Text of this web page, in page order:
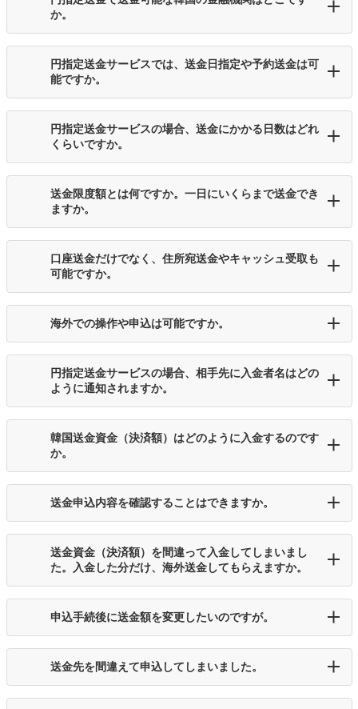
か。
円指定送金サービスでは、送金日指定や予約送金は可
能ですか。
円指定送金サービスの場合、送金にかかる日数はどれ
くらいですか。
送金限度額とは何ですか。一日にいくらまで送金でき
ますか。
口座送金だけでなく、住所宛送金やキャッシュ受取も
可能ですか。
海外での操作や申込は可能ですか。
円指定送金サービスの場合、相手先に入金者名はどの
ように通知されますか。
韓国送金資金（決済額）はどのように入金するのです
か。
送金申込内容を確認することはできますか。
送金資金（決済額）を間違って入金してしまいまし
た。入金した分だけ、海外送金してもらえますか。
申込手続後に送金額を変更したいのですが。
送金先を間違えて申込してしまいました。